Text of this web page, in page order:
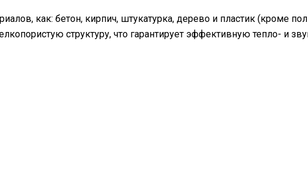
как: бетон, кирпич, штукатурка, дерево и пластик (кроме
структуру, что гарантирует эффективную тепло- и